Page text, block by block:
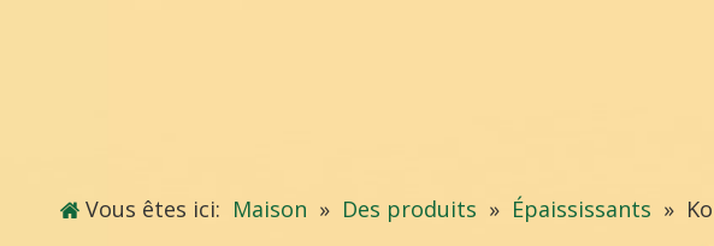
Vous êtes ici: Maison » Des produits » Épaississants »